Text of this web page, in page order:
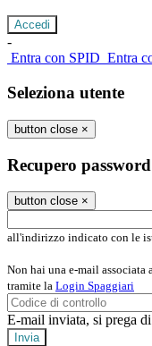
-
Entra con SPID Entra
Seleziona utente
button close ×
Recupero password
button close ×
all'indirizzo indicato con le
Non hai una e-mail associata
tramite la Login Spaggiari
E-mail inviata, si prega